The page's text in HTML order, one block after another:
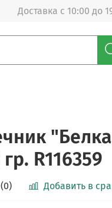
Доставка с 10:00 до
R116359
(0) Добавить в